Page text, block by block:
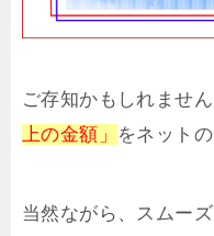
ご存知かもしれませ
上の金額」
をネット
当然ながら、スムー